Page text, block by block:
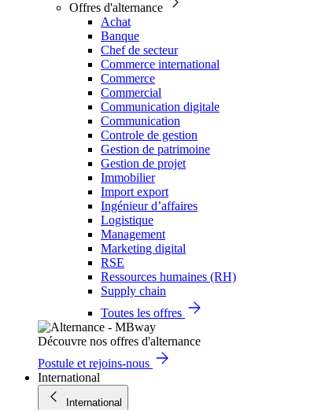
Offres d'alternance
Achat
Banque
Chef de secteur
Commerce international
Commerce
Commercial
Communication digitale
Communication
Controle de gestion
Gestion de patrimoine
Gestion de projet
Immobilier
Import export
Ingénieur d’affaires
Logistique
Management
Marketing digital
RSE
Ressources humaines (RH)
Supply chain
Toutes les offres
Découvre nos offres d'alternance
Postule et rejoins-nous
International
International